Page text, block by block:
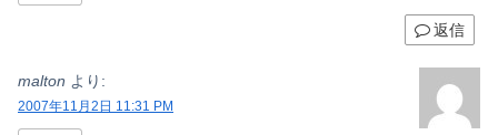
返信
malton より:
2007年11月2日 11:31 PM